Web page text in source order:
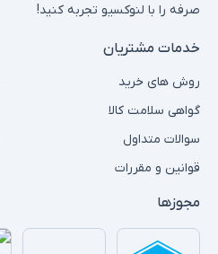
صرفه را با لنوکسیو تجربه کنید!
خدمات مشتریان
روش های خرید
گواهی سلامت کالا
سوالات متداول
قوانین و مقررات
مجوزها